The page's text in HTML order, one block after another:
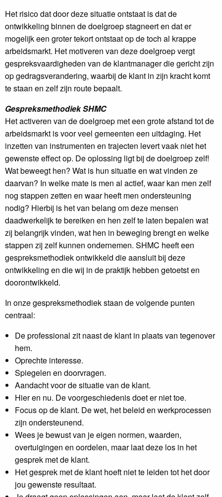
Het risico dat door deze situatie ontstaat is dat de
ontwikkeling binnen de doelgroep stagneert en dat er
mogelijk een groter tekort ontstaat op de toch al krappe
arbeidsmarkt. Het motiveren van deze doelgroep vergt
gespreksvaardigheden van de klantmanager die gericht zijn
op gedragsverandering, waarbij de klant in zijn kracht komt
te staan en zelf zijn route bepaalt.
Gespreksmethodiek SHMC
Het activeren van de doelgroep met een grote afstand tot de
arbeidsmarkt is voor veel gemeenten een uitdaging. Het
inzetten van instrumenten en trajecten levert vaak niet het
gewenste effect op. De oplossing ligt bij de doelgroep zelf!
Wat beweegt hen? Wat is hun situatie en wat vinden ze
daarvan? In welke mate is men al actief, waar kan men zelf
nog stappen zetten en waar heeft men ondersteuning
nodig? Hierbij is het van belang om deze mensen
daadwerkelijk te bereiken en hen zelf te laten bepalen wat
zij belangrijk vinden, wat hen in beweging brengt en welke
stappen zij zelf kunnen ondernemen. SHMC heeft een
gespreksmethodiek ontwikkeld die aansluit bij deze
ontwikkeling en die wij in de praktijk hebben getoetst en
doorontwikkeld.
In onze gespreksmethodiek staan de volgende punten
centraal:
De professional zit naast de klant in plaats van tegenover
hem.
Oprechte interesse.
Spiegelen en doorvragen.
Aandacht voor de situatie van de klant.
Hier en nu. De voorgeschiedenis doet er niet toe.
Focus op de klant. De wet, het beleid en werkprocessen
zijn ondersteunend.
Wees je bewust van je eigen normen, waarden,
overtuigingen en oordelen, maar laat deze los in het
gesprek met de klant.
Het gesprek met de klant hoeft niet te leiden tot het door
jou gewenste resultaat.